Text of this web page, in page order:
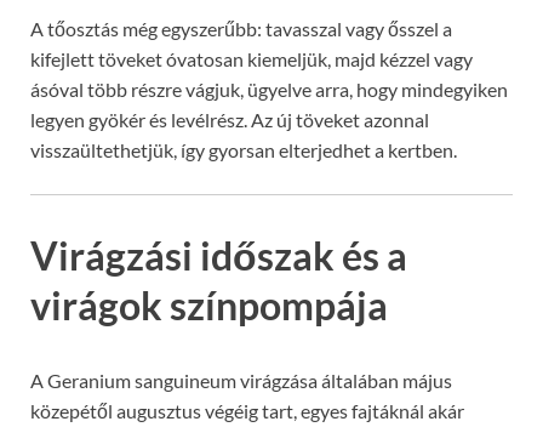
A tőosztás még egyszerűbb: tavasszal vagy ősszel a
kifejlett töveket óvatosan kiemeljük, majd kézzel vagy
ásóval több részre vágjuk, ügyelve arra, hogy mindegyiken
legyen gyökér és levélrész. Az új töveket azonnal
visszaültethetjük, így gyorsan elterjedhet a kertben.
Virágzási időszak és a
virágok színpompája
A Geranium sanguineum virágzása általában május
közepétől augusztus végéig tart, egyes fajtáknál akár